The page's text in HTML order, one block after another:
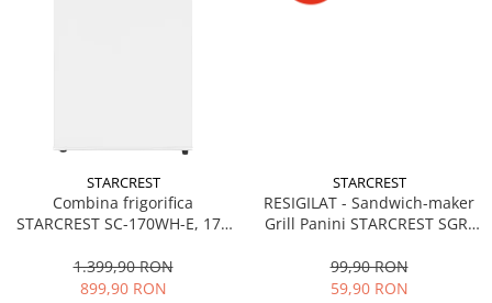
STARCREST
Combina frigorifica
STARCREST SC-170WH-E, 170
Termostat reglabil, Iluminare
LED, Picioare ajustabile, Usi
1.399,90 RON
899,90 RON
STARCREST
RESIGILAT - Sandwich-maker
Grill Panini STARCREST SGR-
nonaderente, Deschidere
180°, Suprafata de gatire 23 x
99,90 RON
59,90 RON